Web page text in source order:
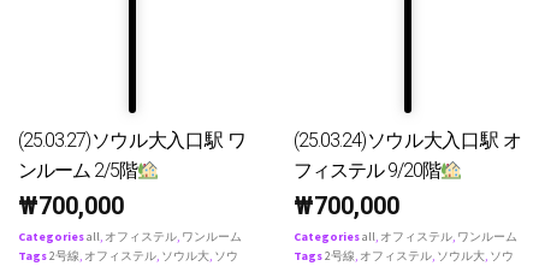
(25.03.27)ソウル大入口駅 ワ
ンルーム 2/5階
₩700,000
Categoriesall, オフィステル, ワンルーム
Tags2号線, オフィステル, ソウル大, ソウ
(25.03.24)ソウル大入口駅 オ
フィステル 9/20階
₩700,000
Categoriesall, オフィステル, ワンルーム
Tags2号線, オフィステル, ソウル大, ソウ